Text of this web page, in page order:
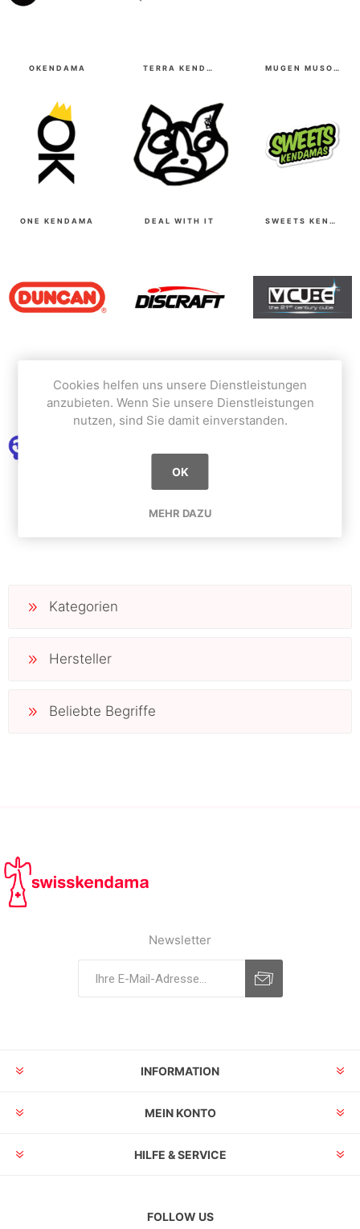
OKENDAMA TERRA KENDAMA MUGEN MUSOU
ONE KENDAMA DEAL WITH IT SWEETS KENDAMA
Kategorien
Hersteller
Beliebte Begriffe
Newsletter
INFORMATION
MEIN KONTO
HILFE & SERVICE
FOLLOW US
Cookies helfen uns unsere Dienstleistungen
anzubieten. Wenn Sie unsere Dienstleistungen
nutzen, sind Sie damit einverstanden.
OK
MEHR DAZU